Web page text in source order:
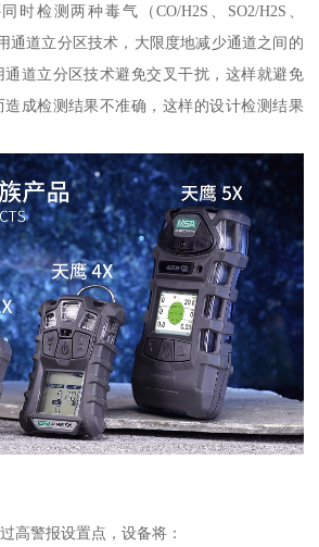
时检测两种毒气（CO/H2S、SO2/H2S、
通道立分区技术，大限度地减少通道之间的
道立分区技术避免交叉干扰，这样就避免
成检测结果不准确，这样的设计检测结果
高警报设置点，设备将：